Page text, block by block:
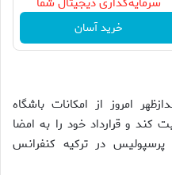
خرید آسان
امروز از امكانات باشگاه
كند و قرارداد خود را به امضا
در تركيه كنفرانس